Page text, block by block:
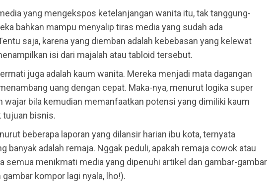
yang mengekspos ketelanjangan wanita itu, tak tanggung-
bahkan mampu menyalip tiras media yang sudah ada
saja, karena yang diemban adalah kebebasan yang kelewat
isi dari majalah atau tabloid tersebut.
juga adalah kaum wanita. Mereka menjadi mata dagangan
uang dengan cepat. Maka-nya, menurut logika super
wajar bila kemudian memanfaatkan potensi yang dimiliki kaum
tujuan bisnis.
beberapa laporan yang dilansir harian ibu kota, ternyata
banyak adalah remaja. Nggak peduli, apakah remaja cowok atau
semua menikmati media yang dipenuhi artikel dan gambar-gambar
gambar kompor lagi nyala, lho!).